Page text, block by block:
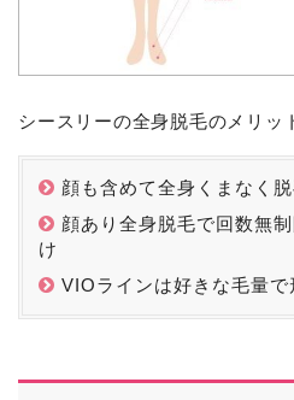
シースリーの全身脱毛のメリッ
顔も含めて全身くまなく
顔あり全身脱毛で回数無
け
VIOラインは好きな毛量で